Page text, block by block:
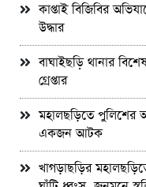
কাপ্তাই বিজিবির
উদ্ধার
বাঘাইছড়ি থানার
গ্রেপ্তার
মহালছড়িতে পুলিশের
একজন আটক
খাগড়াছড়ির